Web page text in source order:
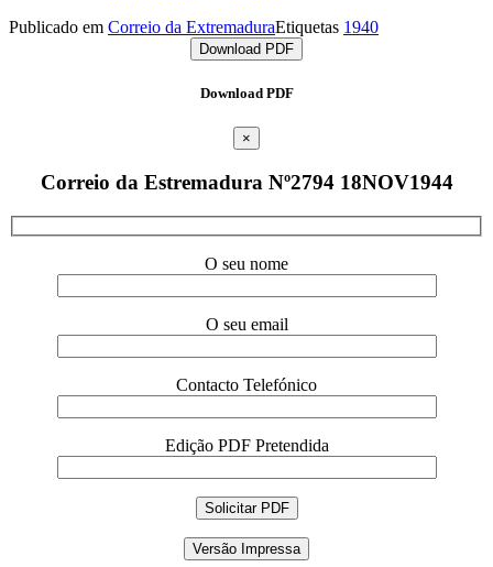
Publicado em Correio da ExtremaduraEtiquetas 1940
Download PDF
Download PDF
×
Correio da Estremadura Nº2794 18NOV1944
O seu nome
O seu email
Contacto Telefónico
Edição PDF Pretendida
Versão Impressa